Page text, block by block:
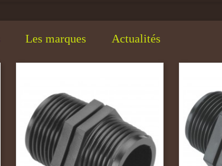
Les marques Actualités